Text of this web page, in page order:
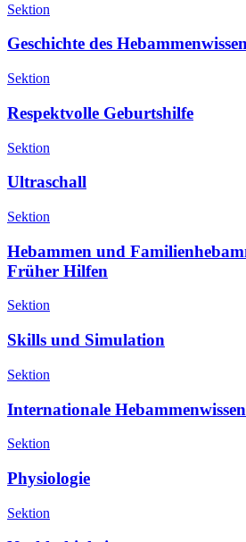
Sektion
Geschichte des
Sektion
Respektvolle Geburtshilfe
Sektion
Ultraschall
Sektion
Hebammen und
Früher Hilfen
Sektion
Skills und Simulation
Sektion
Internationale
Sektion
Physiologie
Sektion